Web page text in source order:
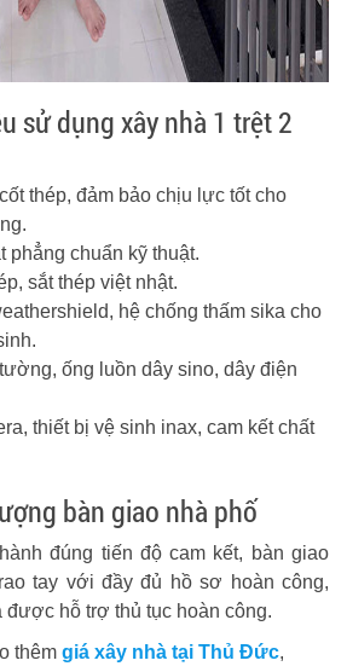
sử dụng xây nhà 1 trệt 2
thép, đảm bảo chịu lực tốt cho
phẳng chuẩn kỹ thuật.
sắt thép việt nhật.
hệ chống thấm sika cho
ống luồn dây sino, dây điện
thiết bị vệ sinh inax, cam kết chất
bàn giao nhà phố
đúng tiến độ cam kết, bàn giao
tay với đầy đủ hồ sơ hoàn công,
được hỗ trợ thủ tục hoàn công.
thêm giá xây nhà tại Thủ Đức,